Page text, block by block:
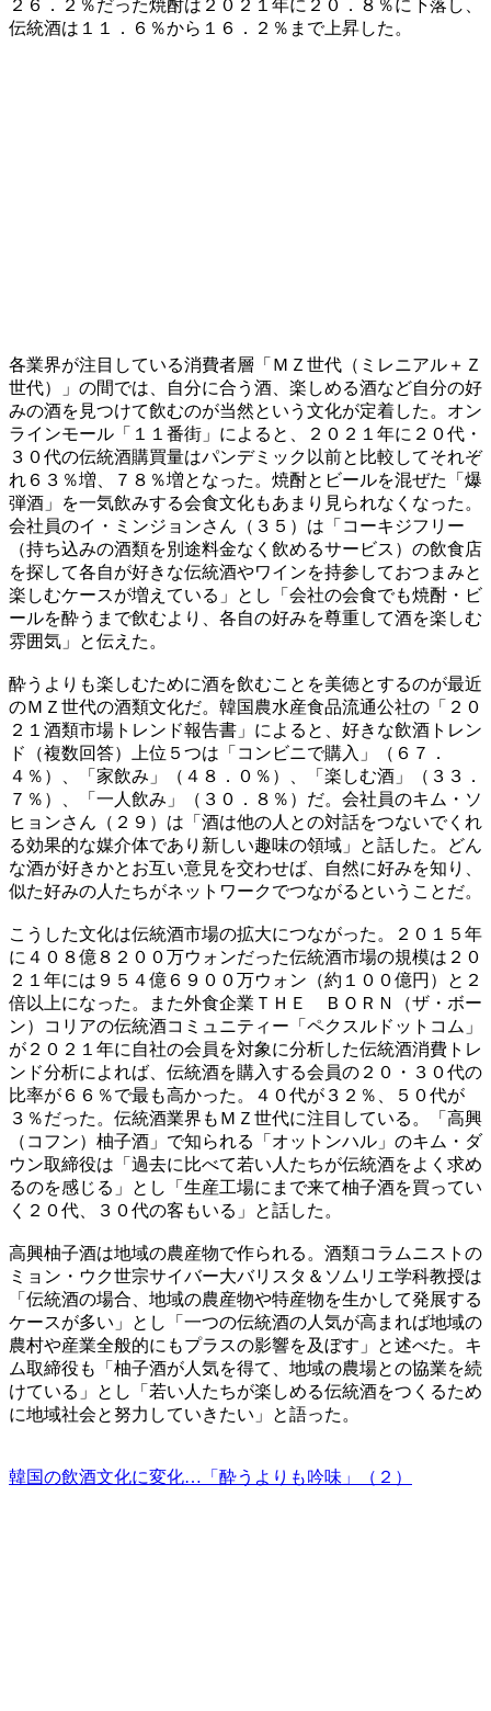
２６．２％だった焼酎は２０２１年に２０．８％に下落し、
伝統酒は１１．６％から１６．２％まで上昇した。
各業界が注目している消費者層「ＭＺ世代（ミレニアル＋Ｚ
世代）」の間では、自分に合う酒、楽しめる酒など自分の好
みの酒を見つけて飲むのが当然という文化が定着した。オン
ラインモール「１１番街」によると、２０２１年に２０代・
３０代の伝統酒購買量はパンデミック以前と比較してそれぞ
れ６３％増、７８％増となった。焼酎とビールを混ぜた「爆
弾酒」を一気飲みする会食文化もあまり見られなくなった。
会社員のイ・ミンジョンさん（３５）は「コーキジフリー
（持ち込みの酒類を別途料金なく飲めるサービス）の飲食店
を探して各自が好きな伝統酒やワインを持参しておつまみと
楽しむケースが増えている」とし「会社の会食でも焼酎・ビ
ールを酔うまで飲むより、各自の好みを尊重して酒を楽しむ
雰囲気」と伝えた。
酔うよりも楽しむために酒を飲むことを美徳とするのが最近
のＭＺ世代の酒類文化だ。韓国農水産食品流通公社の「２０
２１酒類市場トレンド報告書」によると、好きな飲酒トレン
ド（複数回答）上位５つは「コンビニで購入」（６７．
４％）、「家飲み」（４８．０％）、「楽しむ酒」（３３．
７％）、「一人飲み」（３０．８％）だ。会社員のキム・ソ
ヒョンさん（２９）は「酒は他の人との対話をつないでくれ
る効果的な媒介体であり新しい趣味の領域」と話した。どん
な酒が好きかとお互い意見を交わせば、自然に好みを知り、
似た好みの人たちがネットワークでつながるということだ。
こうした文化は伝統酒市場の拡大につながった。２０１５年
に４０８億８２００万ウォンだった伝統酒市場の規模は２０
２１年には９５４億６９００万ウォン（約１００億円）と２
倍以上になった。また外食企業ＴＨＥ ＢＯＲＮ（ザ・ボー
ン）コリアの伝統酒コミュニティー「ペクスルドットコム」
が２０２１年に自社の会員を対象に分析した伝統酒消費トレ
ンド分析によれば、伝統酒を購入する会員の２０・３０代の
比率が６６％で最も高かった。４０代が３２％、５０代が
３％だった。伝統酒業界もＭＺ世代に注目している。「高興
（コフン）柚子酒」で知られる「オットンハル」のキム・ダ
ウン取締役は「過去に比べて若い人たちが伝統酒をよく求め
るのを感じる」とし「生産工場にまで来て柚子酒を買ってい
く２０代、３０代の客もいる」と話した。
高興柚子酒は地域の農産物で作られる。酒類コラムニストの
ミョン・ウク世宗サイバー大バリスタ＆ソムリエ学科教授は
「伝統酒の場合、地域の農産物や特産物を生かして発展する
ケースが多い」とし「一つの伝統酒の人気が高まれば地域の
農村や産業全般的にもプラスの影響を及ぼす」と述べた。キ
ム取締役も「柚子酒が人気を得て、地域の農場との協業を続
けている」とし「若い人たちが楽しめる伝統酒をつくるため
に地域社会と努力していきたい」と語った。
韓国の飲酒文化に変化…「酔うよりも吟味」（２）